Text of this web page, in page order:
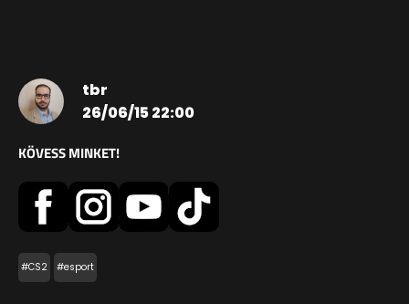
tbr
26/06/15 22:00
KÖVESS MINKET!
#CS2 #esport